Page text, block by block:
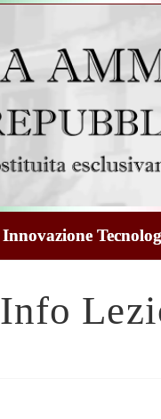
Innovazione
Info